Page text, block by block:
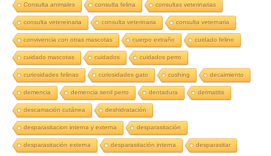
Consulta animales consulta felina consultas veterinarias
consulta vetereinaria consulta veterinaria consulta veternaria
convivencia con otras mascotas cuerpo extraño cuidado felino
cuidado mascotas cuidados cuidados perro
curiosidades felinas curiosidades gato cushing decaimiento
demencia demencia senil perro dentadura dermatitis
descamación cutánea deshidratación
desparasitacion interna y externa desparasitación
desparasitación externa desparasitación interna desparasitar